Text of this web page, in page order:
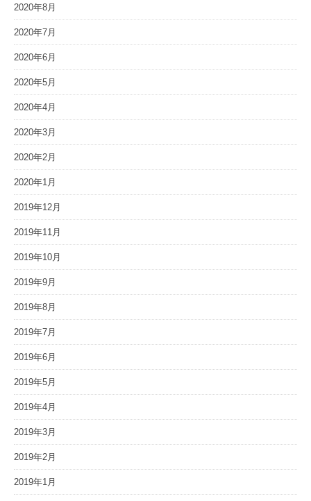
2020年8月
2020年7月
2020年6月
2020年5月
2020年4月
2020年3月
2020年2月
2020年1月
2019年12月
2019年11月
2019年10月
2019年9月
2019年8月
2019年7月
2019年6月
2019年5月
2019年4月
2019年3月
2019年2月
2019年1月